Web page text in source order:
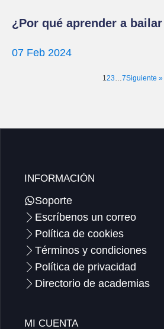
¿Por qué aprender a
07 Feb 2024
1 23 7Siguiente »
INFORMACIÓN
Soporte
Escríbenos un correo
Política de cookies
Términos y condiciones
Política de privacidad
Directorio de academias
MI CUENTA